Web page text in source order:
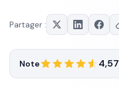
Partager :
Note 4,57